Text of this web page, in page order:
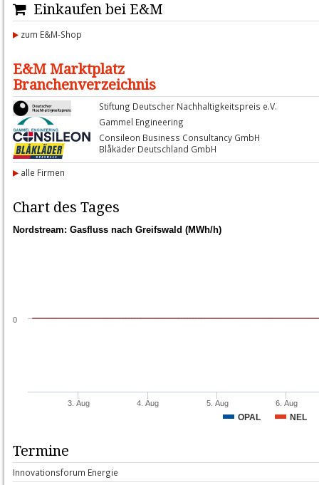
Einkaufen bei E&M
zum E&M-Shop
E&M Marktplatz
Branchenverzeichnis
Stiftung Deutscher Nachhaltigkeitspreis e.V.
Gammel Engineering
Consileon Business Consultancy GmbH
Blåkäder Deutschland GmbH
alle Firmen
Chart des Tages
OPAL NEL
3. Aug 4. Aug 5. Aug 6. Aug
0
Nordstream: Gasfluss nach Greifswald (MWh/h)
Termine
In­no­va­ti­ons­forum En­er­gie